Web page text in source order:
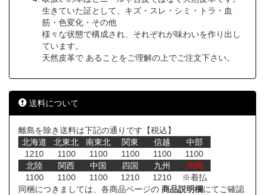
生きていた証として、キズ・スレ・シミ・トラ・血
筋・色変化・その他
様々な状態で構成され、それぞれが味わいを作り出し
ています。
天然皮革で あることをご理解の上でご注文下さい。
送料について
離島を除き送料は下記の通りです【税込】
北海道
北東北 南東北 関東 信越
中部
1210
1100 1100 1100 1100
1100
北陸
関西 中国 四国 九州
沖縄
1100
1100 1100 1210 1210
※着払
同梱につきましては、各商品ページの 商品説明欄にてご確認